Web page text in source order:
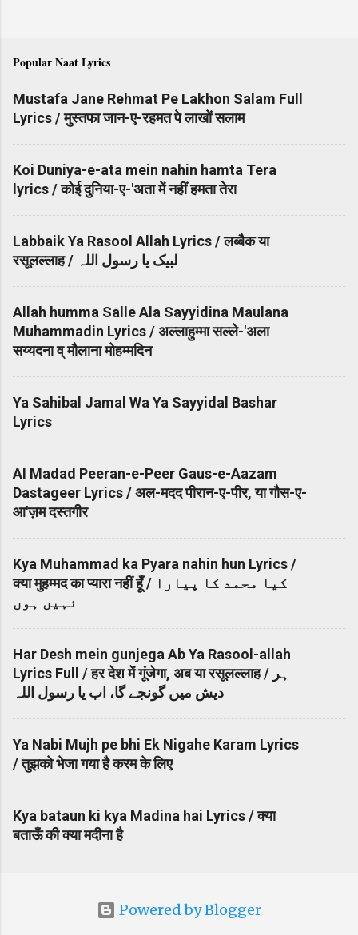
Popular Naat Lyrics
Mustafa Jane Rehmat Pe Lakhon Salam Full
Lyrics / मुस्तफा जान-ए-रहमत पे लाखों सलाम
Koi Duniya-e-ata mein nahin hamta Tera
lyrics / कोई दुनिया-ए-'अता में नहीं हमता तेरा
Labbaik Ya Rasool Allah Lyrics / लब्बैक या
रसूलल्लाह / لبیک یا رسول اللہ
Allah humma Salle Ala Sayyidina Maulana
Muhammadin Lyrics / अल्लाहुम्मा सल्ले-'अला
सय्यदना व् मौलाना मोहम्मदिन
Ya Sahibal Jamal Wa Ya Sayyidal Bashar
Lyrics
Al Madad Peeran-e-Peer Gaus-e-Aazam
Dastageer Lyrics / अल-मदद पीरान-ए-पीर, या गौस-ए-
आ'ज़म दस्तगीर
Kya Muhammad ka Pyara nahin hun Lyrics /
क्या मुहम्मद का प्यारा नहीं हूँ / کیا محمد کا پیارا
نہیں ہوں
Har Desh mein gunjega Ab Ya Rasool-allah
Lyrics Full / हर देश में गूंजेगा, अब या रसूलल्लाह / ہر
دیش میں گونجے گا، اب یا رسول اللہ
Ya Nabi Mujh pe bhi Ek Nigahe Karam Lyrics
/ तुझको भेजा गया है करम के लिए
Kya bataun ki kya Madina hai Lyrics / क्या
बताऊँ की क्या मदीना है
Powered by Blogger